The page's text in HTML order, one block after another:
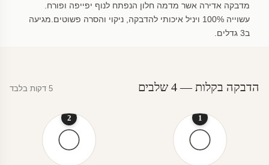
מדבקה אדירה אשר מדמה חלון הנפתח לנוף יפייפה ופורח.
עשוייה 100% ויניל איכותי להדבקה, ניקוי והסרה פשוטים.מגיעה
ב3 גדלים.
הדבקה בקלות — 4 שלבים 5 דקות בלבד
1
2